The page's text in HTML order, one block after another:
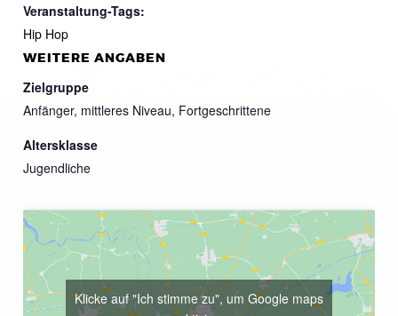
Veranstaltung-Tags:
Hip Hop
WEITERE ANGABEN
Zielgruppe
Anfänger, mittleres Niveau, Fortgeschrittene
Altersklasse
Jugendliche
Klicke auf "Ich stimme zu", um Google maps